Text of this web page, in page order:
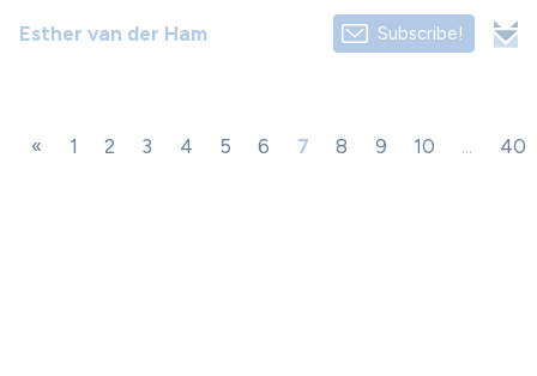
Esther van der Ham Subscribe!
« 1 2 3 4 5 6 7 8 9 10 ... 40